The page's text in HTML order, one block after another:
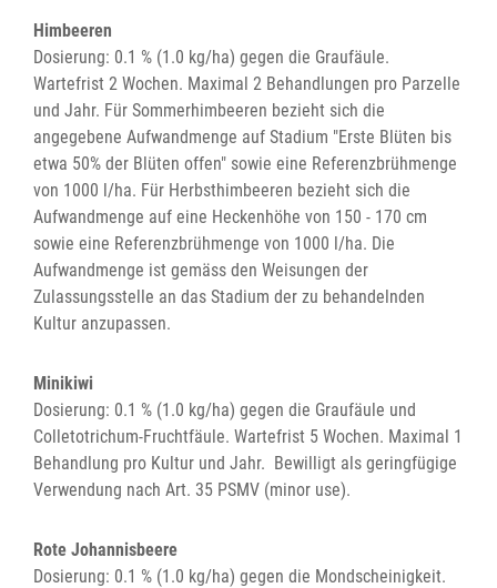
Himbeeren
Dosierung: 0.1 % (1.0 kg/ha) gegen die Graufäule.
Wartefrist 2 Wochen. Maximal 2 Behandlungen pro Parzelle
und Jahr. Für Sommerhimbeeren bezieht sich die
angegebene Aufwandmenge auf Stadium "Erste Blüten bis
etwa 50% der Blüten offen" sowie eine Referenzbrühmenge
von 1000 l/ha. Für Herbsthimbeeren bezieht sich die
Aufwandmenge auf eine Heckenhöhe von 150 - 170 cm
sowie eine Referenzbrühmenge von 1000 l/ha. Die
Aufwandmenge ist gemäss den Weisungen der
Zulassungsstelle an das Stadium der zu behandelnden
Kultur anzupassen.
Minikiwi
Dosierung: 0.1 % (1.0 kg/ha) gegen die Graufäule und
Colletotrichum-Fruchtfäule. Wartefrist 5 Wochen. Maximal 1
Behandlung pro Kultur und Jahr. Bewilligt als geringfügige
Verwendung nach Art. 35 PSMV (minor use).
Rote Johannisbeere
Dosierung: 0.1 % (1.0 kg/ha) gegen die Mondscheinigkeit.